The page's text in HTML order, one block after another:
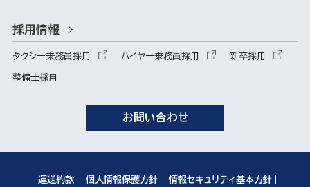
採用情報
タクシー乗務員採用 ハイヤー乗務員採用 新卒採用
整備士採用
お問い合わせ
運送約款 個人情報保護方針 情報セキュリティ基本方針